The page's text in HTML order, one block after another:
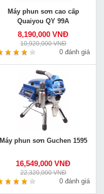
Máy phun sơn cao cấp
Quaiyou QY 99A
8,190,000 VNĐ
10,920,000 VNĐ
0 đánh giá
Máy phun sơn Guchen 1595
16,549,000 VNĐ
22,320,000 VNĐ
0 đánh giá